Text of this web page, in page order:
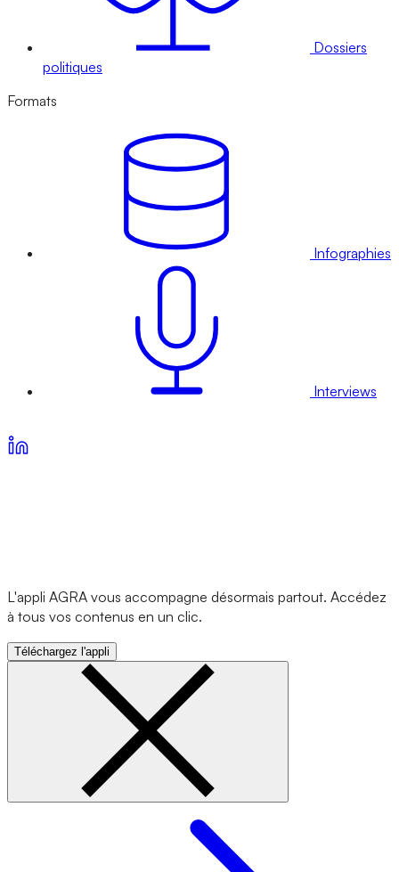
Dossiers
politiques
Formats
Infographies
Interviews
L'appli AGRA vous accompagne désormais partout. Accédez
à tous vos contenus en un clic.
Téléchargez l'appli